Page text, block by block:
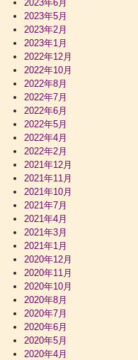
2023年6月
2023年5月
2023年2月
2023年1月
2022年12月
2022年10月
2022年8月
2022年7月
2022年6月
2022年5月
2022年4月
2022年2月
2021年12月
2021年11月
2021年10月
2021年7月
2021年4月
2021年3月
2021年1月
2020年12月
2020年11月
2020年10月
2020年8月
2020年7月
2020年6月
2020年5月
2020年4月